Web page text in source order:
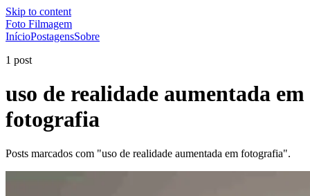
Skip to content
Foto Filmagem
InícioPostagensSobre
1 post
uso de realidade aumentada em
fotografia
Posts marcados com "uso de realidade aumentada em fotografia".